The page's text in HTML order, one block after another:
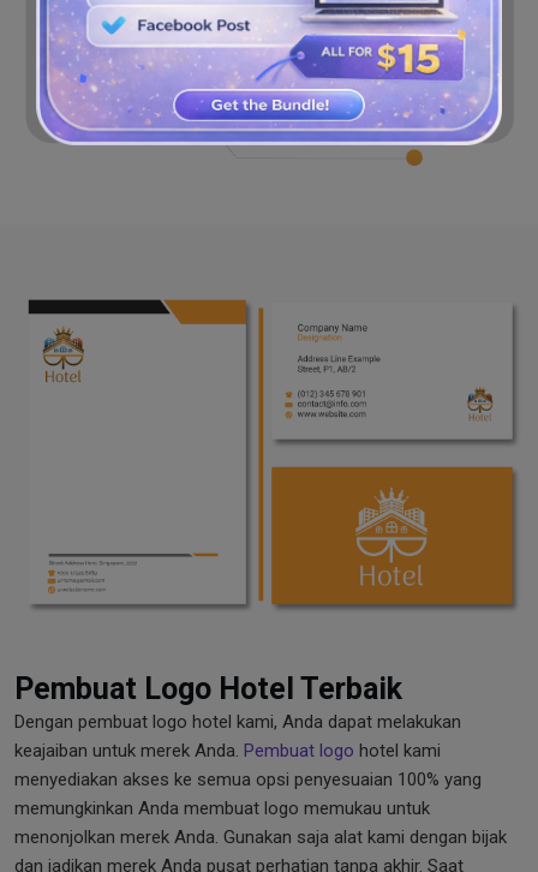
Pembuat Logo Hotel Terbaik
Dengan pembuat logo hotel kami, Anda dapat melakukan
keajaiban untuk merek Anda. Pembuat logo hotel kami
menyediakan akses ke semua opsi penyesuaian 100% yang
memungkinkan Anda membuat logo memukau untuk
menonjolkan merek Anda. Gunakan saja alat kami dengan bijak
dan jadikan merek Anda pusat perhatian tanpa akhir. Saat